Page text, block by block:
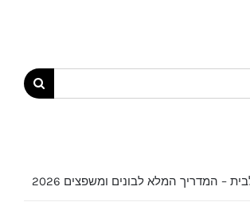
חום
– המדריך המלא לבונים ומשפצים 2026